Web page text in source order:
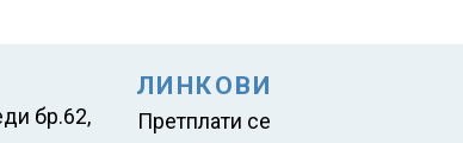
бр.62,
ЛИНКОВИ
Претплати се